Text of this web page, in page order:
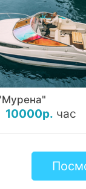
10000р. час